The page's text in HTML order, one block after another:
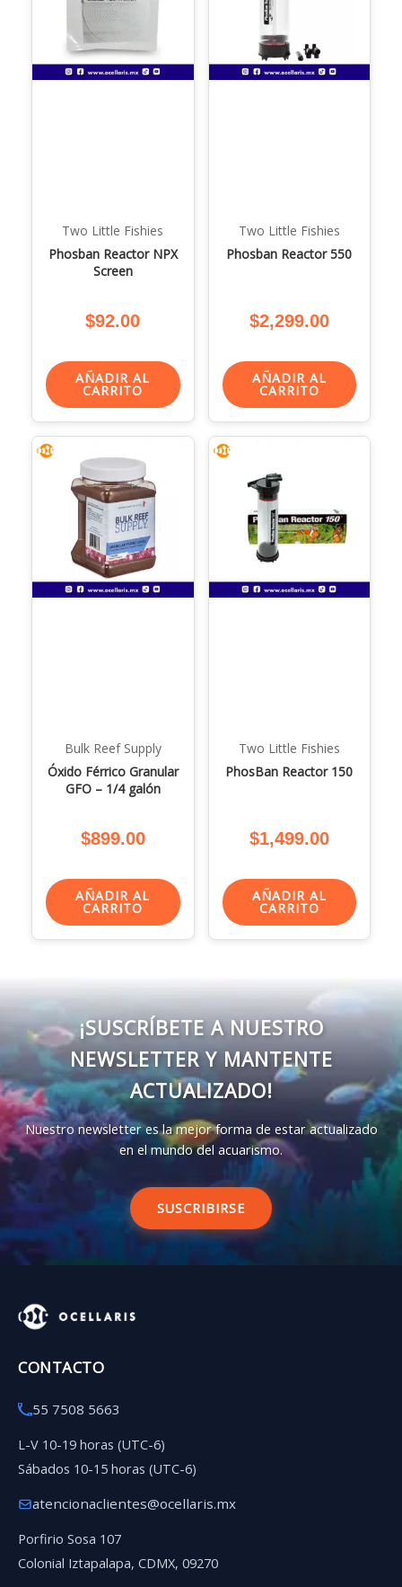
Two Little Fishies
Phosban Reactor NPX
Screen
$92.00
AÑADIR AL
CARRITO
Two Little Fishies
Phosban Reactor 550
$2,299.00
AÑADIR AL
CARRITO
Bulk Reef Supply
Óxido Férrico Granular
GFO – 1/4 galón
$899.00
AÑADIR AL
CARRITO
Two Little Fishies
PhosBan Reactor 150
$1,499.00
AÑADIR AL
CARRITO
¡SUSCRÍBETE A NUESTRO
NEWSLETTER Y MANTENTE
ACTUALIZADO!
Nuestro newsletter es la mejor forma de estar actualizado
en el mundo del acuarismo.
SUSCRIBIRSE
CONTACTO
55 7508 5663
L-V 10-19 horas (UTC-6)
Sábados 10-15 horas (UTC-6)
atencionaclientes@ocellaris.mx
Porfirio Sosa 107
Colonial Iztapalapa, CDMX, 09270